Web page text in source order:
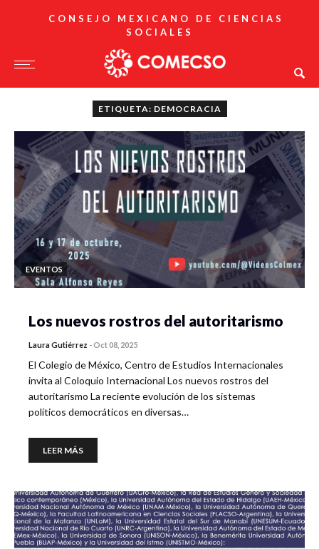
CONSEJO MEXICANO DE CIENCIAS
SOCIALES
ETIQUETA: DEMOCRACIA
EVENTOS
Los nuevos rostros del autoritarismo
Laura Gutiérrez -Oct 08, 2025
El Colegio de México, Centro de Estudios Internacionales
invita al Coloquio Internacional Los nuevos rostros del
autoritarismo La reciente evolución de los sistemas
políticos democráticos en diversas…
LEER MÁS